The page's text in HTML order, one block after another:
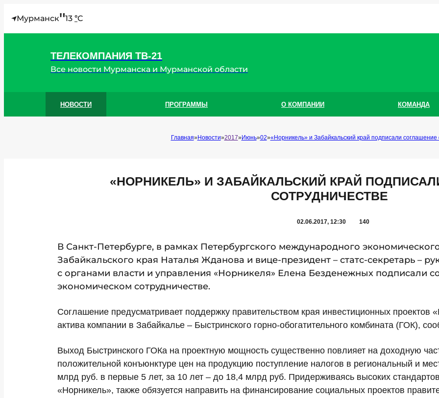
Мурманск"13 °C
ТЕЛЕКОМПАНИЯ ТВ-21
Все новости Мурманска и Мурманской области
НОВОСТИ ПРОГРАММЫ О КОМПАНИИ КОМАНДА
Главная Новости 2017 Июнь 02 «Норникель» и Забайкальский край подписали соглашение
«НОРНИКЕЛЬ» И ЗАБАЙКАЛЬСКИЙ КРАЙ
СОТРУДНИЧЕСТВЕ
02.06.2017, 12:30 140
В Санкт-Петербурге, в рамках Петербургского международного
Забайкальского края Наталья Жданова и вице-президент – статс-секретарь –
с органами власти и управления «Норникеля» Елена Безденежных подписали
экономическом сотрудничестве.
Соглашение предусматривает поддержку правительством края инвестиционных проектов
актива компании в Забайкалье – Быстринского горно-обогатительного комбината (ГОК),
Выход Быстринского ГОКа на проектную мощность существенно повлияет на доходную
положительной конъюнктуре цен на продукцию поступление налогов в региональный и
млрд руб. в первые 5 лет, за 10 лет – до 18,4 млрд руб. Придерживаясь высоких
«Норникель», также обязуется направить на финансирование социальных проектов